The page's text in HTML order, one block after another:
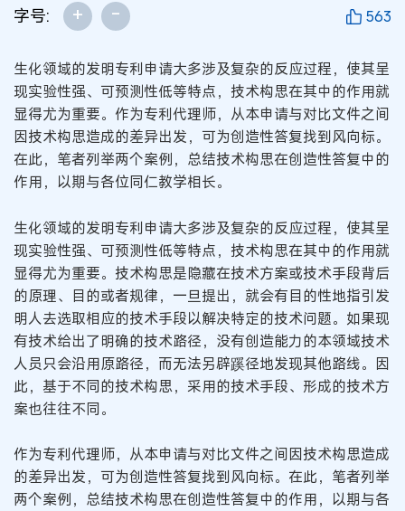
字号: + - 563
生化领域的发明专利申请大多涉及复杂的反应过程，使其呈
现实验性强、可预测性低等特点，技术构思在其中的作用就
显得尤为重要。作为专利代理师，从本申请与对比文件之间
因技术构思造成的差异出发，可为创造性答复找到风向标。
在此，笔者列举两个案例，总结技术构思在创造性答复中的
作用，以期与各位同仁教学相长。
生化领域的发明专利申请大多涉及复杂的反应过程，使其呈
现实验性强、可预测性低等特点，技术构思在其中的作用就
显得尤为重要。技术构思是隐藏在技术方案或技术手段背后
的原理、目的或者规律，一旦提出，就会有目的性地指引发
明人去选取相应的技术手段以解决特定的技术问题。如果现
有技术给出了明确的技术路径，没有创造能力的本领域技术
人员只会沿用原路径，而无法另辟蹊径地发现其他路线。因
此，基于不同的技术构思，采用的技术手段、形成的技术方
案也往往不同。
作为专利代理师，从本申请与对比文件之间因技术构思造成
的差异出发，可为创造性答复找到风向标。在此，笔者列举
两个案例，总结技术构思在创造性答复中的作用，以期与各